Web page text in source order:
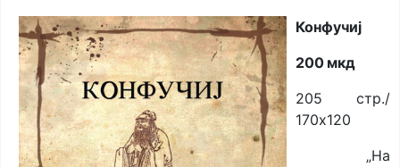
Конфучиј
200 мкд
205 стр./
170x120
„На